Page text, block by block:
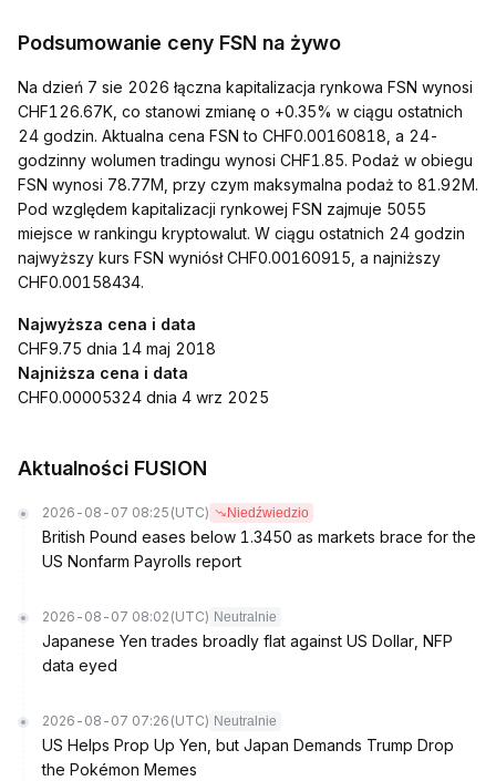
Podsumowanie ceny FSN na żywo
Na dzień 7 sie 2026 łączna kapitalizacja rynkowa FSN wynosi
CHF126.67K, co stanowi zmianę o +0.35% w ciągu ostatnich
24 godzin. Aktualna cena FSN to CHF0.00160818, a 24-
godzinny wolumen tradingu wynosi CHF1.85. Podaż w obiegu
FSN wynosi 78.77M, przy czym maksymalna podaż to 81.92M.
Pod względem kapitalizacji rynkowej FSN zajmuje 5055
miejsce w rankingu kryptowalut. W ciągu ostatnich 24 godzin
najwyższy kurs FSN wyniósł CHF0.00160915, a najniższy
CHF0.00158434.
Najwyższa cena i data
CHF9.75 dnia 14 maj 2018
Najniższa cena i data
CHF0.00005324 dnia 4 wrz 2025
Aktualności FUSION
2026-08-07 08:25 (UTC) Niedźwiedzio
British Pound eases below 1.3450 as markets brace for the
US Nonfarm Payrolls report
2026-08-07 08:02 (UTC) Neutralnie
Japanese Yen trades broadly flat against US Dollar, NFP
data eyed
2026-08-07 07:26 (UTC) Neutralnie
US Helps Prop Up Yen, but Japan Demands Trump Drop
the Pokémon Memes